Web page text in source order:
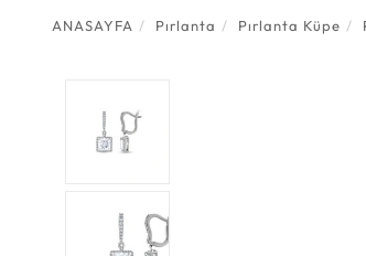
ANASAYFA Pırlanta Pırlanta Küpe